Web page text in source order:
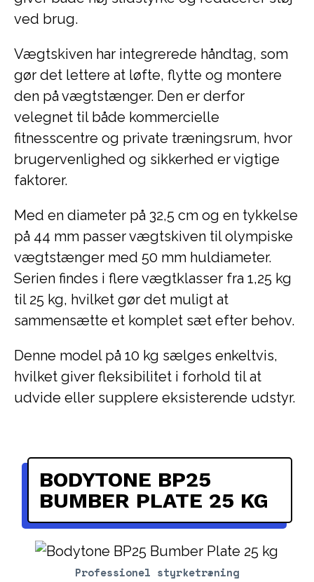
ved brug.
Vægtskiven har integrerede håndtag, som
gør det lettere at løfte, flytte og montere
den på vægtstænger. Den er derfor
velegnet til både kommercielle
fitnesscentre og private træningsrum, hvor
brugervenlighed og sikkerhed er vigtige
faktorer.
Med en diameter på 32,5 cm og en tykkelse
på 44 mm passer vægtskiven til olympiske
vægtstænger med 50 mm huldiameter.
Serien findes i flere vægtklasser fra 1,25 kg
til 25 kg, hvilket gør det muligt at
sammensætte et komplet sæt efter behov.
Denne model på 10 kg sælges enkeltvis,
hvilket giver fleksibilitet i forhold til at
udvide eller supplere eksisterende udstyr.
Professionel styrketræning
BODYTONE BP25
BUMBER PLATE 25 KG